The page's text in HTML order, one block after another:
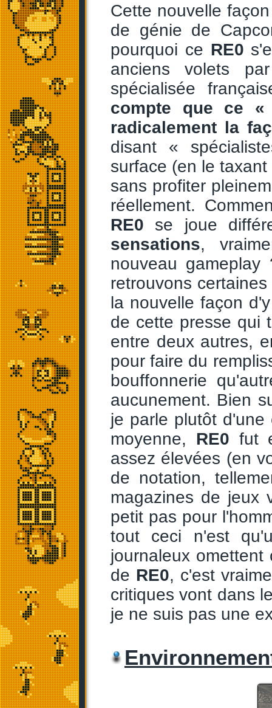
Cette nouvelle
de génie de
pourquoi ce RE0
anciens volets
spécialisée
compte que ce «
radicalement la
disant «
surface (en le
sans profiter
réellement.
RE0 se joue
sensations,
nouveau
retrouvons
la nouvelle façon
de cette presse qui
entre deux autres,
pour faire du
bouffonnerie
aucunement. Bien
je parle plutôt d'une
moyenne, RE0 fut
assez élevées (en
de notation,
magazines de jeux
petit pas pour
tout ceci n'est
journaleux
de RE0, c'est
critiques vont dans
je ne suis pas une